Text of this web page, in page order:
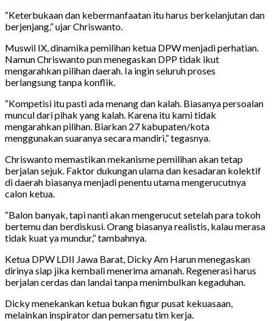
“Keterbukaan dan kebermanfaatan itu harus berkelanjutan dan
berjenjang,” ujar Chriswanto.
Muswil IX, dinamika pemilihan ketua DPW menjadi perhatian.
Namun Chriswanto pun menegaskan DPP tidak ikut
mengarahkan pilihan daerah. Ia ingin seluruh proses
berlangsung tanpa konflik.
“Kompetisi itu pasti ada menang dan kalah. Biasanya persoalan
muncul dari pihak yang kalah. Karena itu kami tidak
mengarahkan pilihan. Biarkan 27 kabupaten/kota
menggunakan suaranya secara mandiri,” tegasnya.
Chriswanto memastikan mekanisme pemilihan akan tetap
berjalan sejuk. Faktor dukungan ulama dan kesadaran kolektif
di daerah biasanya menjadi penentu utama mengerucutnya
calon ketua.
“Balon banyak, tapi nanti akan mengerucut setelah para tokoh
bertemu dan berdiskusi. Orang biasanya realistis, kalau merasa
tidak kuat ya mundur,” tambahnya.
Ketua DPW LDII Jawa Barat, Dicky Am Harun menegaskan
dirinya siap jika kembali menerima amanah. Regenerasi harus
berjalan cerdas dan landai tanpa menimbulkan kegaduhan.
Dicky menekankan ketua bukan figur pusat kekuasaan,
melainkan inspirator dan pemersatu tim kerja.